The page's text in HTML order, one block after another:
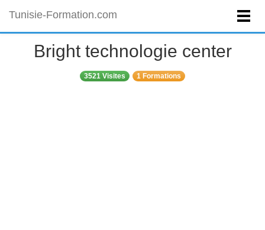
Tunisie-Formation.com
Bright technologie center
3521 Visites 1 Formations